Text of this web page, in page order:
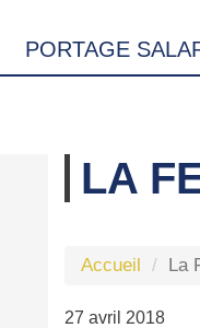
PORTAGE
LA
Accueil La
27 avril 2018